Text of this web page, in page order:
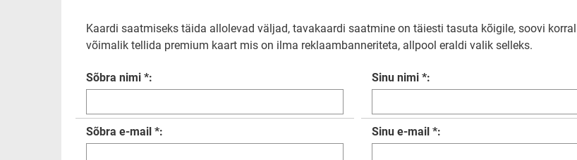
Kaardi saatmiseks täida allolevad väljad, tavakaardi saatmine on täiesti tasuta kõigile, soovi
võimalik tellida premium kaart mis on ilma reklaambanneriteta, allpool eraldi valik selleks.
Sõbra nimi *:
Sõbra e-mail *:
Sinu nimi *:
Sinu e-mail *: